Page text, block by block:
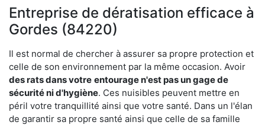
Entreprise de dératisation efficace à
Gordes (84220)
Il est normal de chercher à assurer sa propre protection et
celle de son environnement par la même occasion. Avoir
des rats dans votre entourage n'est pas un gage de
sécurité ni d'hygiène. Ces nuisibles peuvent mettre en
péril votre tranquillité ainsi que votre santé. Dans un l'élan
de garantir sa propre santé ainsi que celle de sa famille